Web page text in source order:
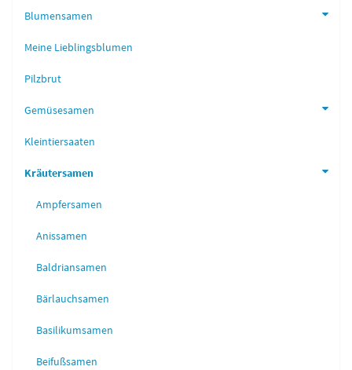
Blumensamen
Meine Lieblingsblumen
Pilzbrut
Gemüsesamen
Kleintiersaaten
Kräutersamen
Ampfersamen
Anissamen
Baldriansamen
Bärlauchsamen
Basilikumsamen
Beifußsamen